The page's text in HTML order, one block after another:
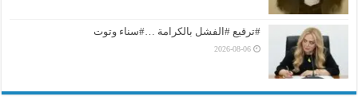
#ترقيع #الفشل بالكرامة …#سناء وتوت
2026-08-06